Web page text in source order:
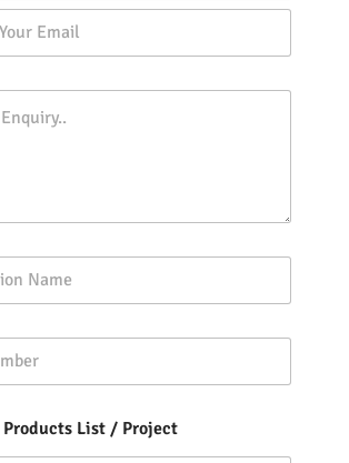
Products List / Project